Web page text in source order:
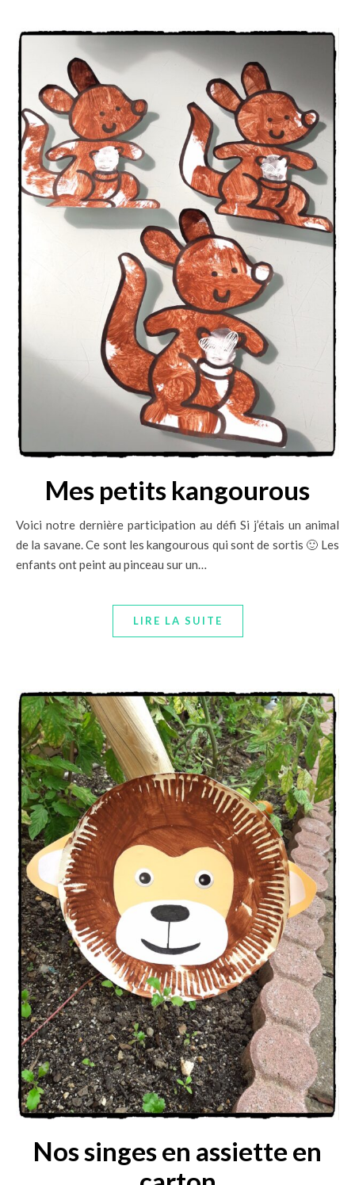
Mes petits kangourous
Voici notre dernière participation au défi Si j’étais un animal
de la savane. Ce sont les kangourous qui sont de sortis 🙂 Les
enfants ont peint au pinceau sur un…
LIRE LA SUITE
Nos singes en assiette en